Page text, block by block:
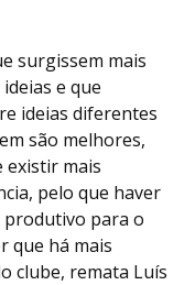
surgissem mais
e que
ideias diferentes
são melhores,
existir mais
pelo que haver
produtivo para o
que há mais
clube, remata Luís